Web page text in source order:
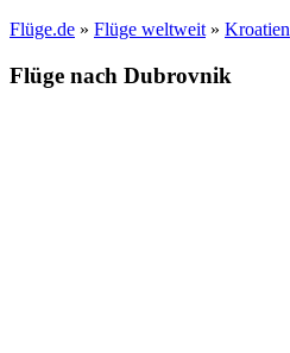
Flüge.de » Flüge weltweit » Kroatien
Flüge nach Dubrovnik